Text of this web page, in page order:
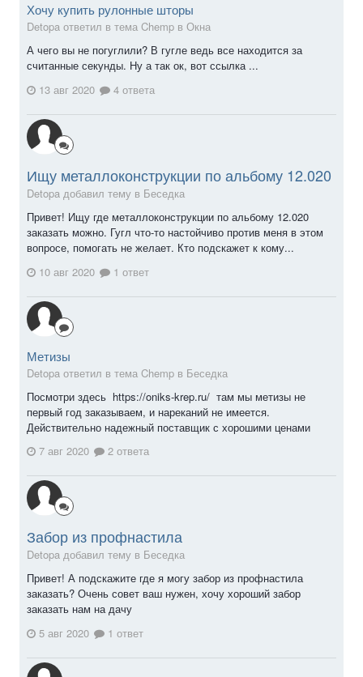
Хочу купить рулонные шторы
Detopa ответил в тема Chemp в Окна
А чего вы не погуглили? В гугле ведь все находится за
считанные секунды. Ну а так ок, вот ссылка ...
13 авг 2020
4 ответа
Ищу металлоконструкции по альбому 12.020
Detopa добавил тему в Беседка
Привет! Ищу где металлоконструкции по альбому 12.020
заказать можно. Гугл что-то настойчиво против меня в этом
вопросе, помогать не желает. Кто подскажет к кому...
10 авг 2020
1 ответ
Метизы
Detopa ответил в тема Chemp в Беседка
Посмотри здесь https://oniks-krep.ru/ там мы метизы не
первый год заказываем, и нареканий не имеется.
Действительно надежный поставщик с хорошими ценами
7 авг 2020
2 ответа
Забор из профнастила
Detopa добавил тему в Беседка
Привет! А подскажите где я могу забор из профнастила
заказать? Очень совет ваш нужен, хочу хороший забор
заказать нам на дачу
5 авг 2020
1 ответ